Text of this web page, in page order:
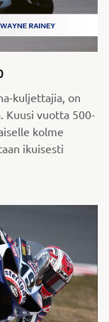
kuljettajia, on
kolme
ikuisesti